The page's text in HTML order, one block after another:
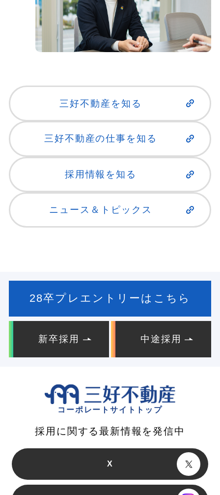
三好不動産を知る
三好不動産の仕事を知る
採用情報を知る
ニュース＆トピックス
28卒プレエントリーはこちら
新卒採用 中途採用
コーポレートサイトトップ
採用に関する最新情報を発信中
X